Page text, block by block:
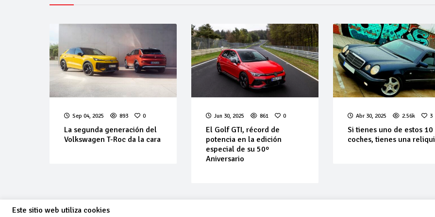
Sep 04, 2025 893 0
La segunda generación del
Volkswagen T-Roc da la cara
Jun 30, 2025 861 0
El Golf GTI, récord de
potencia en la edición
especial de su 50º
Aniversario
Abr 30, 2025 2.56k 3
Si tienes uno de estos 10
coches, tienes una
Este sitio web utiliza cookies